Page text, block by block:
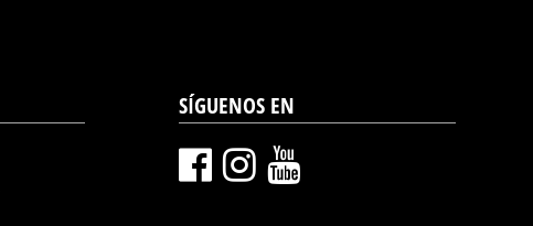
SÍGUENOS EN